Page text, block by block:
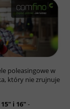
poleasingowe w
który nie zrujnuje
i 16" -